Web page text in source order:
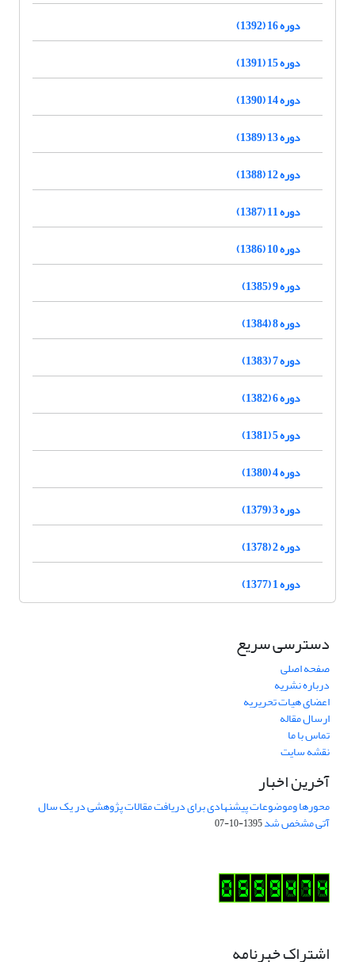
دوره 16 (1392)
دوره 15 (1391)
دوره 14 (1390)
دوره 13 (1389)
دوره 12 (1388)
دوره 11 (1387)
دوره 10 (1386)
دوره 9 (1385)
دوره 8 (1384)
دوره 7 (1383)
دوره 6 (1382)
دوره 5 (1381)
دوره 4 (1380)
دوره 3 (1379)
دوره 2 (1378)
دوره 1 (1377)
دسترسی سریع
صفحه اصلی
درباره نشریه
اعضای هیات تحریریه
ارسال مقاله
تماس با ما
نقشه سایت
آخرین اخبار
محورها وموضوعات پیشنهادی برای دریافت مقالات پژوهشی در یک سال
آتی مشخص شد1395-10-07
اشتراک خبرنامه